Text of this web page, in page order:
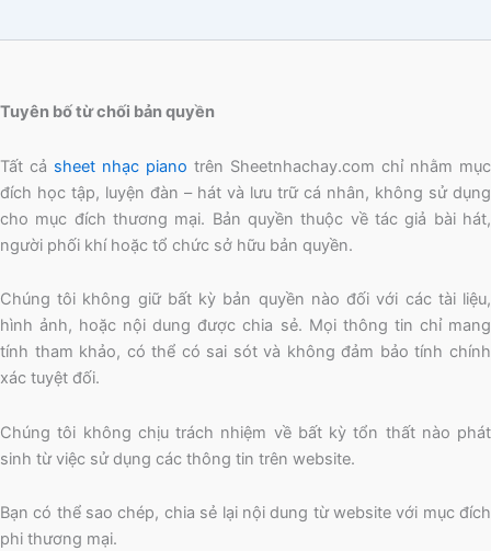
Tuyên bố từ chối bản quyền
Tất cả sheet nhạc piano trên Sheetnhachay.com chỉ nhằm mục
đích học tập, luyện đàn – hát và lưu trữ cá nhân, không sử dụng
cho mục đích thương mại. Bản quyền thuộc về tác giả bài hát,
người phối khí hoặc tổ chức sở hữu bản quyền.
Chúng tôi không giữ bất kỳ bản quyền nào đối với các tài liệu,
hình ảnh, hoặc nội dung được chia sẻ. Mọi thông tin chỉ mang
tính tham khảo, có thể có sai sót và không đảm bảo tính chính
xác tuyệt đối.
Chúng tôi không chịu trách nhiệm về bất kỳ tổn thất nào phát
sinh từ việc sử dụng các thông tin trên website.
Bạn có thể sao chép, chia sẻ lại nội dung từ website với mục đích
phi thương mại.